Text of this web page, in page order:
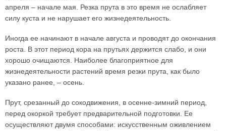
апреля – начале мая. Резка прута в это время не ослабляет
силу куста и не нарушает его жизнедеятельность.
Иногда ее начинают в начале августа и проводят до окончания
роста. В этот период кора на прутьях держится слабо, и они
хорошо очищаются. Наиболее благоприятное для
жизнедеятельности растений время резки прута, как было
указано ранее, – осень.
Прут, срезанный до сокодвижения, в осенне-зимний период,
перед окоркой требует предварительной подготовки. Ее
осуществляют двумя способами: искусственным оживлением